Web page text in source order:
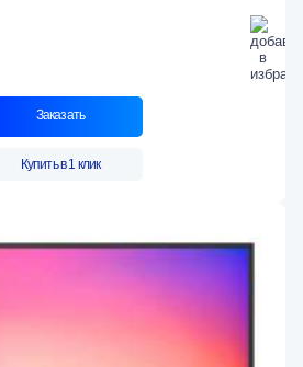
Заказать
Купить в 1 клик